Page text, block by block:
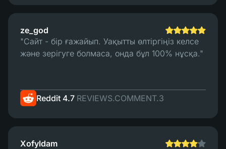
ze_god
"Сайт - бір ғажайып. Уақытты өлтіргіңіз келсе
және зерігуге болмаса, онда бұл 100% нұсқа."
Reddit 4.7 REVIEWS.COMMENT.3
Xofyldam